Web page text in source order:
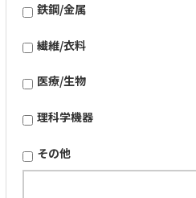
鉄鋼/金属
繊維/衣料
医療/生物
理科学機器
その他